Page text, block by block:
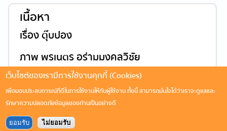
เนื้อหา
เรื่อง ตุ๊บปอง
ภาพ พรเนตร อร่ามมงคลวิชัย
เว็บไซต์ของเรามีการใช้งานคุกกี้ (Cookies)
เพื่อมอบประสบการณ์ที่ดีในการใช้งานให้กับผู้ใช้งาน ทั้งนี้ สามารถมั่นใจได้ว่าเราจะดูแลและ
รักษาความปลอดภัยข้อมูลของท่านเป็นอย่างดี
ยอมรับ ไม่ยอมรับ